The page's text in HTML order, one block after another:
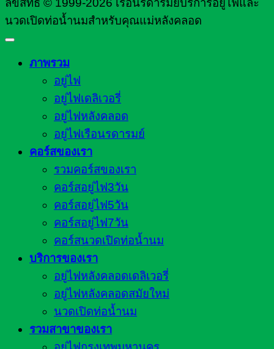
ลิขสิทธิ์ © 1999-2026 เรือนรดารมย์บริการอยู่ไฟและ
นวดเปิดท่อน้ำนมสำหรับคุณแม่หลังคลอด
ภาพรวม
อยู่ไฟ
อยู่ไฟเดลิเวอรี่
อยู่ไฟหลังคลอด
อยู่ไฟเรือนรดารมย์
คอร์สของเรา
รวมคอร์สของเรา
คอร์สอยู่ไฟ3วัน
คอร์สอยู่ไฟ5วัน
คอร์สอยู่ไฟ7วัน
คอร์สนวดเปิดท่อน้ำนม
บริการของเรา
อยู่ไฟหลังคลอดเดลิเวอรี่
อยู่ไฟหลังคลอดสมัยใหม่
นวดเปิดท่อน้ำนม
รวมสาขาของเรา